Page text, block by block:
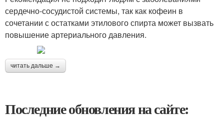
сердечно-сосудистой системы, так как кофеин в
сочетании с остатками этилового спирта может вызвать
повышение артериального давления.
читать дальше →
Последние обновления на сайте: